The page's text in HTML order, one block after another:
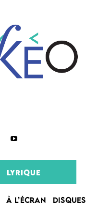
LYRIQUE
À L’ÉCRAN DISQUES